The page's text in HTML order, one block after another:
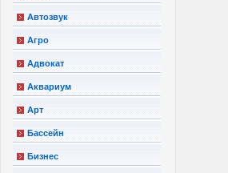
Автозвук
Агро
Адвокат
Аквариум
Арт
Бассейн
Бизнес